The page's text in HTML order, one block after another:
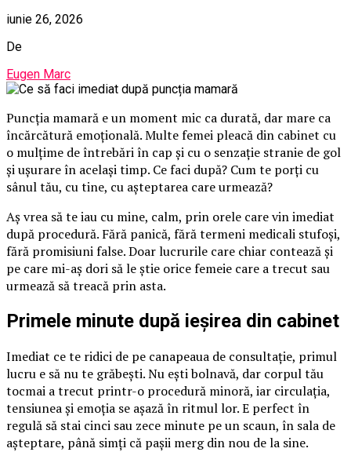
iunie 26, 2026
De
Eugen Marc
Puncția mamară e un moment mic ca durată, dar mare ca
încărcătură emoțională. Multe femei pleacă din cabinet cu
o mulțime de întrebări în cap și cu o senzație stranie de gol
și ușurare în același timp. Ce faci după? Cum te porți cu
sânul tău, cu tine, cu așteptarea care urmează?
Aș vrea să te iau cu mine, calm, prin orele care vin imediat
după procedură. Fără panică, fără termeni medicali stufoși,
fără promisiuni false. Doar lucrurile care chiar contează și
pe care mi-aș dori să le știe orice femeie care a trecut sau
urmează să treacă prin asta.
Primele minute după ieșirea din cabinet
Imediat ce te ridici de pe canapeaua de consultație, primul
lucru e să nu te grăbești. Nu ești bolnavă, dar corpul tău
tocmai a trecut printr-o procedură minoră, iar circulația,
tensiunea și emoția se așază în ritmul lor. E perfect în
regulă să stai cinci sau zece minute pe un scaun, în sala de
așteptare, până simți că pașii merg din nou de la sine.